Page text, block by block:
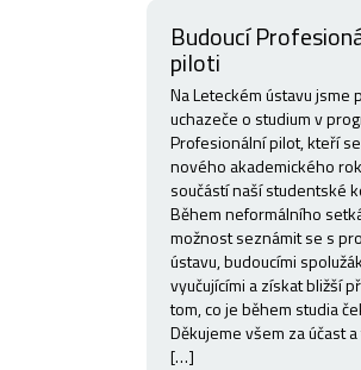
Budoucí
piloti
Na Leteckém ústavu jsme
uchazeče o studium v
Profesionální pilot, kteří
nového akademického
součástí naší studentské
Během neformálního
možnost seznámit se s
ústavu, budoucími
vyučujícími a získat bližší
tom, co je během studia
Děkujeme všem za účast
[…]